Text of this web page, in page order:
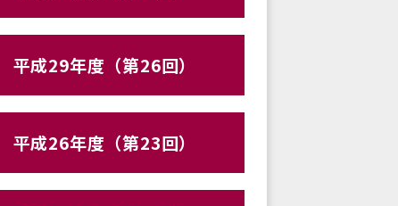
平成29年度（第26回）
平成26年度（第23回）